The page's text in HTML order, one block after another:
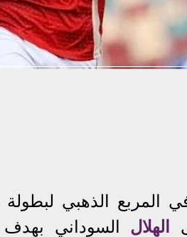
المربع الذهبي لبطولة
الهلال السوداني